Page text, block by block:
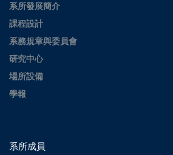
系所發展簡介
課程設計
系務規章與委員會
研究中心
場所設備
學報
系所成員